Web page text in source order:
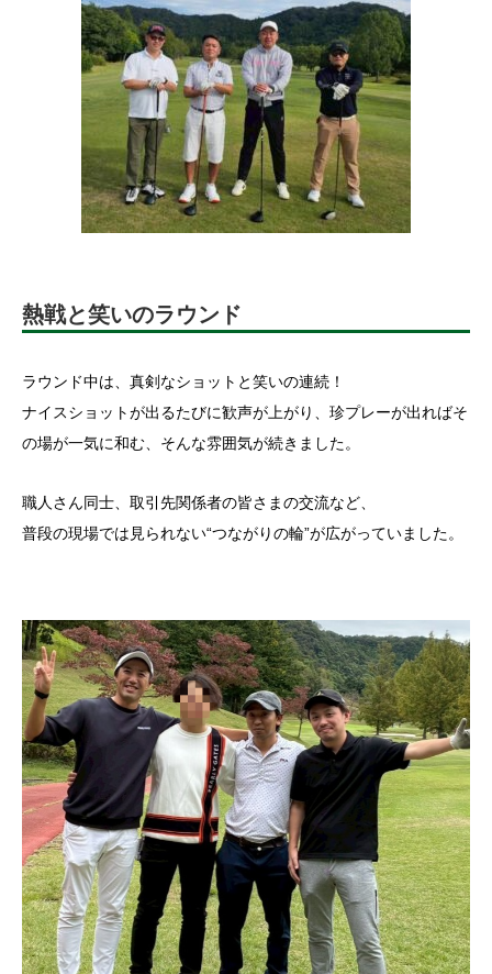
熱戦と笑いのラウンド
ラウンド中は、真剣なショットと笑いの連続！
ナイスショットが出るたびに歓声が上がり、珍プレーが出ればそ
の場が一気に和む、そんな雰囲気が続きました。
職人さん同士、取引先関係者の皆さまの交流など、
普段の現場では見られない“つながりの輪”が広がっていました。